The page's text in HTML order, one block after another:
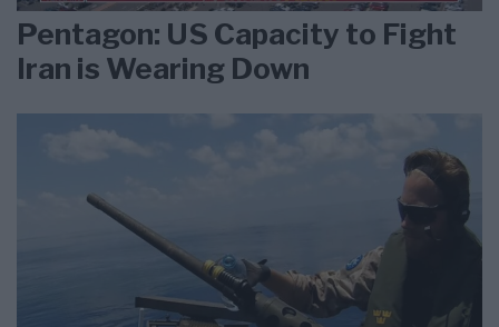
Pentagon: US Capacity to Fight
Iran is Wearing Down